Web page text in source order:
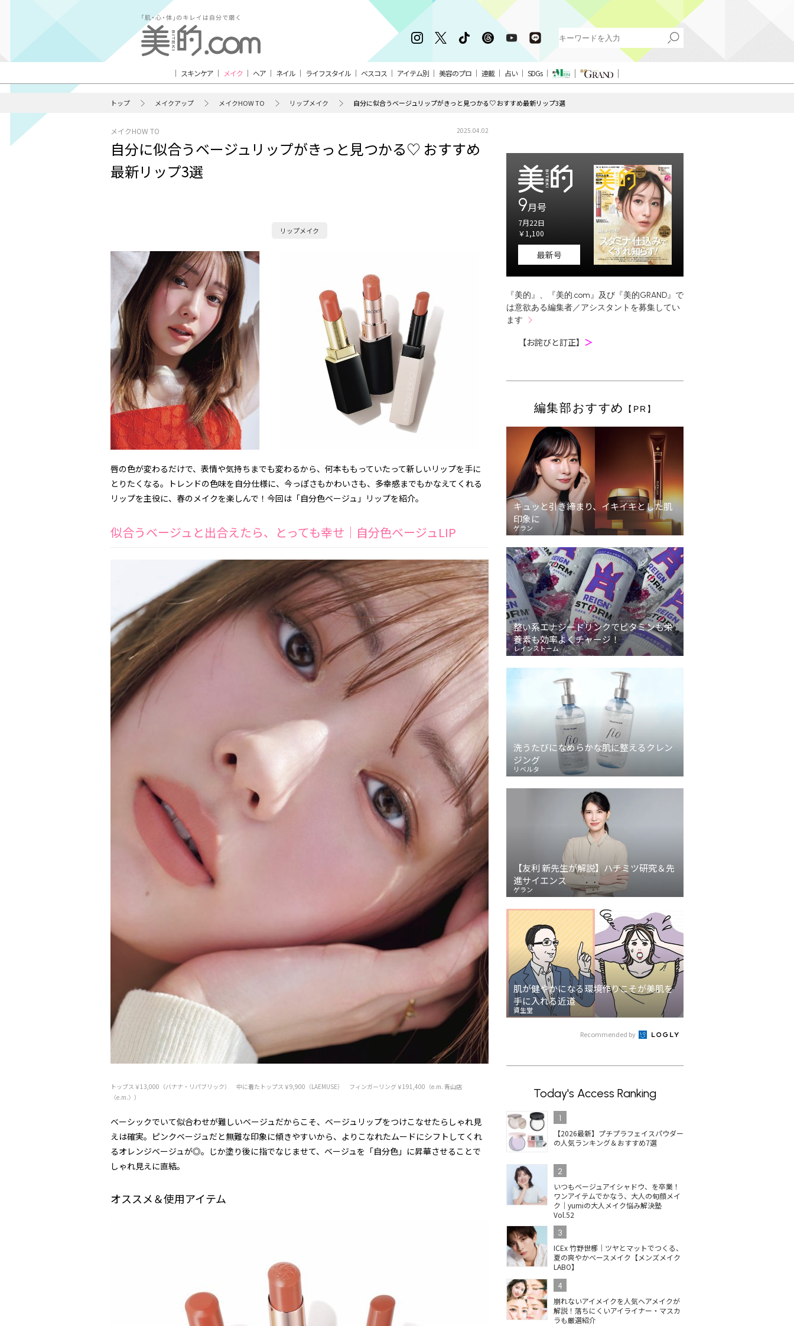
スキンケア メイク ヘア ネイル ライフスタイル ベスコス アイテム別 美容のプロ 連載 占い SDGs
トップ メイクアップ メイクHOW TO リップメイク 自分に似合うベージュリップがきっと見つかる♡ おすすめ最新リップ3選
メイクHOW TO 2025.04.02
自分に似合うベージュリップがきっと見つかる♡ おすすめ
最新リップ3選
リップメイク
唇の色が変わるだけで、表情や気持ちまでも変わるから、何本ももっていたって新しいリップを手に
とりたくなる。トレンドの色味を自分仕様に、今っぽさもかわいさも、多幸感までもかなえてくれる
リップを主役に、春のメイクを楽しんで！今回は「自分色ベージュ」リップを紹介。
似合うベージュと出合えたら、とっても幸せ｜自分色ベージュLIP
トップス￥13,000（バナナ・リパブリック） 中に着たトップス￥9,900（LAEMUSE） フィンガーリング￥191,400（e.m. 青山店
〈e.m.〉）
ベーシックでいて似合わせが難しいベージュだからこそ、ベージュリップをつけこなせたらしゃれ見
えは確実。ピンクベージュだと無難な印象に傾きやすいから、よりこなれたムードにシフトしてくれ
るオレンジベージュが◎。じか塗り後に指でなじませて、ベージュを「自分色」に昇華させることで
しゃれ見えに直結。
オススメ＆使用アイテム
9月号
7月22日
￥1,100
最新号
『美的』、『美的.com』及び『美的GRAND』で
は意欲ある編集者／アシスタントを募集してい
ます
【お詫びと訂正】 ＞
編集部おすすめ 【PR】
キュッと引き締まり、イキイキとした肌
印象に
ゲラン
整い系エナジードリンクでビタミンも栄
養素も効率よくチャージ！
レインストーム
洗うたびになめらかな肌に整えるクレン
ジング
リベルタ
【友利 新先生が解説】ハチミツ研究＆先
進サイエンス
ゲラン
肌が健やかになる環境作りこそが美肌を
手に入れる近道
資生堂
Recommended by
Today's Access Ranking
1
【2026最新】プチプラフェイスパウダー
の人気ランキング＆おすすめ7選
2
いつもベージュアイシャドウ、を卒業！
ワンアイテムでかなう、大人の旬顔メイ
ク｜yumiの大人メイク悩み解決塾
Vol.52
3
ICEx 竹野世梛｜ツヤとマットでつくる、
夏の爽やかベースメイク【メンズメイク
LABO】
4
崩れないアイメイクを人気ヘアメイクが
解説！落ちにくいアイライナー・マスカ
ラも厳選紹介